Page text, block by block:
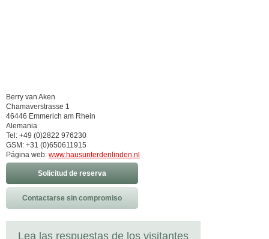
Berry van Aken
Chamaverstrasse 1
46446 Emmerich am Rhein
Alemania
Tel: +49 (0)2822 976230
GSM: +31 (0)650611915
Página web: www.hausunterdenlinden.nl
Solicitud de reserva
Contactarse sin compromiso
Lea las respuestas de los visitantes